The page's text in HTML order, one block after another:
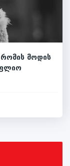
მოდის